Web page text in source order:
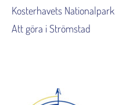
Kosterhavets Nationalpark
Att göra i Strömstad